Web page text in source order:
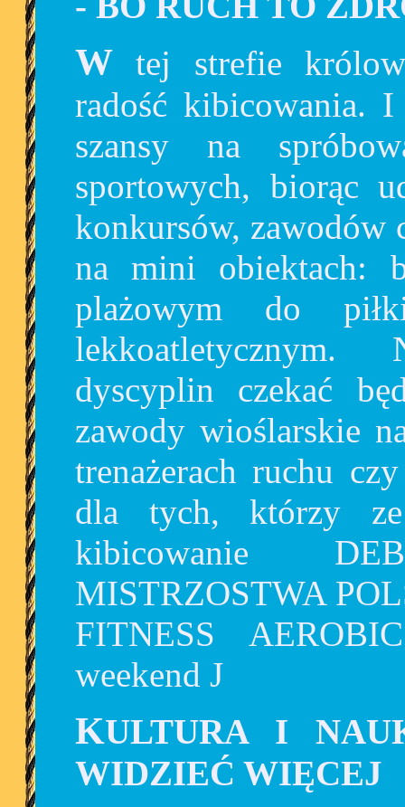
W tej strefie królować będą wielkie emocje i
radość kibicowania.
szansy na
sportowych, biorąc
konkursów, zawodów
na mini obiektach:
plażowym do
dyscyplin czekać
zawody wioślarskie
trenażerach ruchu
dla tych, którzy
kibicowanie
MISTRZOSTWA
FITNESS
weekend J
KULTURA I
WIDZIEĆ WIĘCEJ